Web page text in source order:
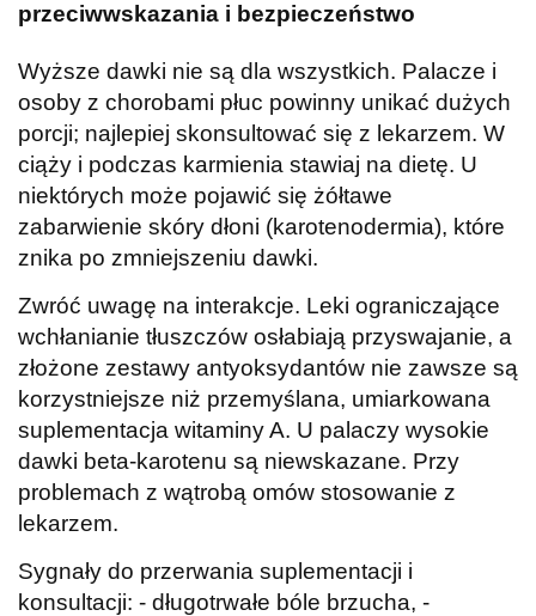
przeciwwskazania i bezpieczeństwo
Wyższe dawki nie są dla wszystkich. Palacze i
osoby z chorobami płuc powinny unikać dużych
porcji; najlepiej skonsultować się z lekarzem. W
ciąży i podczas karmienia stawiaj na dietę. U
niektórych może pojawić się żółtawe
zabarwienie skóry dłoni (karotenodermia), które
znika po zmniejszeniu dawki.
Zwróć uwagę na interakcje. Leki ograniczające
wchłanianie tłuszczów osłabiają przyswajanie, a
złożone zestawy antyoksydantów nie zawsze są
korzystniejsze niż przemyślana, umiarkowana
suplementacja witaminy A. U palaczy wysokie
dawki beta-karotenu są niewskazane. Przy
problemach z wątrobą omów stosowanie z
lekarzem.
Sygnały do przerwania suplementacji i
konsultacji: - długotrwałe bóle brzucha, -